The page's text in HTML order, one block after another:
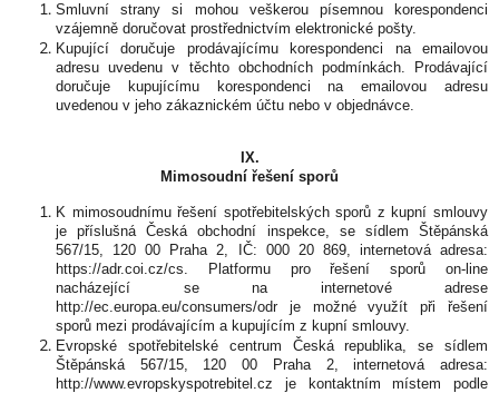
Smluvní strany si mohou veškerou písemnou korespondenci
vzájemně doručovat prostřednictvím elektronické pošty.
Kupující doručuje prodávajícímu korespondenci na emailovou
adresu uvedenu v těchto obchodních podmínkách. Prodávající
doručuje kupujícímu korespondenci na emailovou adresu
uvedenou v jeho zákaznickém účtu nebo v objednávce.
IX.
Mimosoudní řešení sporů
K mimosoudnímu řešení spotřebitelských sporů z kupní smlouvy
je příslušná Česká obchodní inspekce, se sídlem Štěpánská
567/15, 120 00 Praha 2, IČ: 000 20 869, internetová adresa:
https://adr.coi.cz/cs. Platformu pro řešení sporů on-line
nacházející se na internetové adrese
http://ec.europa.eu/consumers/odr je možné využít při řešení
sporů mezi prodávajícím a kupujícím z kupní smlouvy.
Evropské spotřebitelské centrum Česká republika, se sídlem
Štěpánská 567/15, 120 00 Praha 2, internetová adresa:
http://www.evropskyspotrebitel.cz je kontaktním místem podle